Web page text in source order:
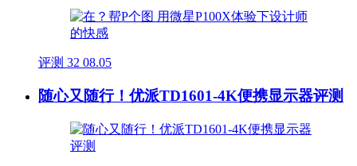
评测 32 08.05
随心又随行！优派TD1601-4K便携显示器评测